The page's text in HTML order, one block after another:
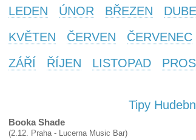
LEDEN ÚNOR BŘEZEN
KVĚTEN
ČERVEN ČERVENEC
ZÁŘÍ
ŘÍJEN LISTOPAD
Tipy
Booka Shade
(2.12. Praha - Lucerna Music Bar)